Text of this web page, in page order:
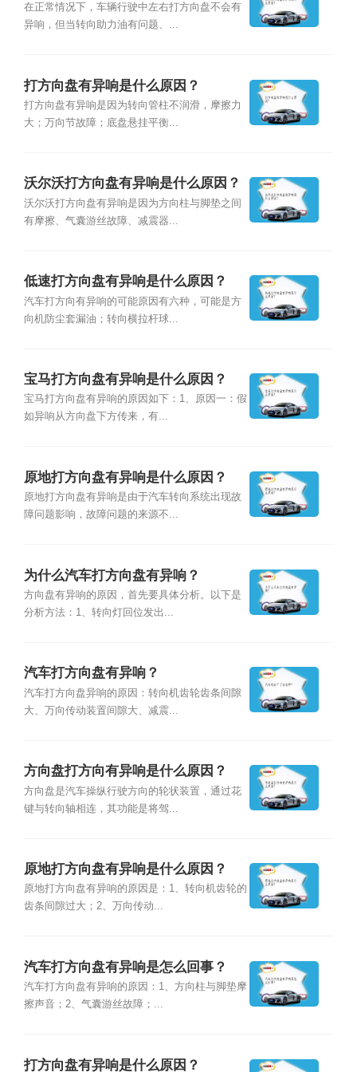
在正常情况下，车辆行驶中左右打方向盘不会有
异响，但当转向助力油有问题、...
打方向盘有异响是什么原因？
打方向盘有异响是因为转向管柱不润滑，摩擦力
大；万向节故障；底盘悬挂平衡...
沃尔沃打方向盘有异响是什么原因？
沃尔沃打方向盘有异响是因为方向柱与脚垫之间
有摩擦、气囊游丝故障、减震器...
低速打方向盘有异响是什么原因？
汽车打方向有异响的可能原因有六种，可能是方
向机防尘套漏油；转向横拉杆球...
宝马打方向盘有异响是什么原因？
宝马打方向盘有异响的原因如下：1、原因一：假
如异响从方向盘下方传来，有...
原地打方向盘有异响是什么原因？
原地打方向盘有异响是由于汽车转向系统出现故
障问题影响，故障问题的来源不...
为什么汽车打方向盘有异响？
方向盘有异响的原因，首先要具体分析。以下是
分析方法：1、转向灯回位发出...
汽车打方向盘有异响？
汽车打方向盘异响的原因：转向机齿轮齿条间隙
大、万向传动装置间隙大、减震...
方向盘打方向有异响是什么原因？
方向盘是汽车操纵行驶方向的轮状装置，通过花
键与转向轴相连，其功能是将驾...
原地打方向盘有异响是什么原因？
原地打方向盘有异响的原因是：1、转向机齿轮的
齿条间隙过大；2、万向传动...
汽车打方向盘有异响是怎么回事？
汽车打方向盘有异响的原因：1、方向柱与脚垫摩
擦声音；2、气囊游丝故障；...
打方向盘有异响是什么原因？